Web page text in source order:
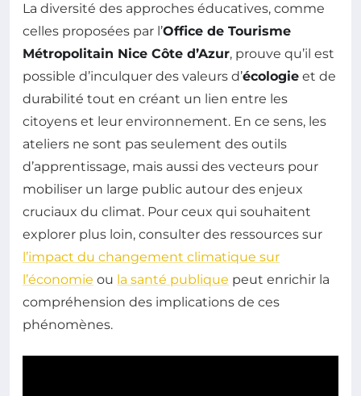
La diversité des approches éducatives, comme
celles proposées par l’Office de Tourisme
Métropolitain Nice Côte d’Azur, prouve qu’il est
possible d’inculquer des valeurs d’écologie et de
durabilité tout en créant un lien entre les
citoyens et leur environnement. En ce sens, les
ateliers ne sont pas seulement des outils
d’apprentissage, mais aussi des vecteurs pour
mobiliser un large public autour des enjeux
cruciaux du climat. Pour ceux qui souhaitent
explorer plus loin, consulter des ressources sur
l’impact du changement climatique sur
l’économie ou la santé publique peut enrichir la
compréhension des implications de ces
phénomènes.